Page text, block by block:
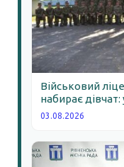
Військовий
набирає
03.08.2026